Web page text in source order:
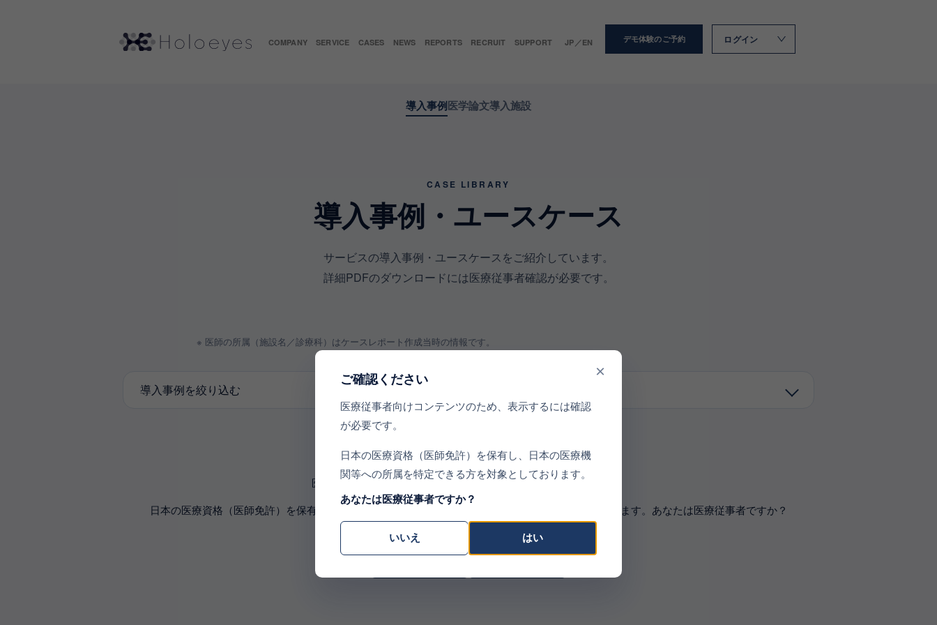
COMPANY SERVICE CASES NEWS REPORTS RECRUIT SUPPORT JP／EN デモ体験のご予約 ログイン
導入事例医学論文導入施設
CASE LIBRARY
導入事例・ユースケース
サービスの導入事例・ユースケースをご紹介しています。
詳細PDFのダウンロードには医療従事者確認が必要です。
※ 医師の所属（施設名／診療科）はケースレポート作成当時の情報です。
導入事例を絞り込む
医療従事者向けコンテンツのため、表示するには確認が必要です。
日本の医療資格（医師免許）を保有し、日本の医療機関等への所属を特定できる方を対象としております。あなたは医療従事者ですか？
×
ご確認ください
医療従事者向けコンテンツのため、表示するには確認
が必要です。
日本の医療資格（医師免許）を保有し、日本の医療機
関等への所属を特定できる方を対象としております。
あなたは医療従事者ですか？
いいえ はい